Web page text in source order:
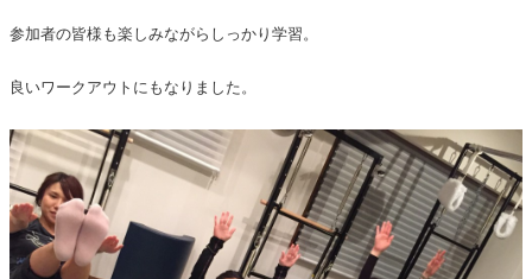
参加者の皆様も楽しみながらしっかり学習。
良いワークアウトにもなりました。